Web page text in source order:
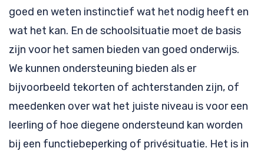
goed en weten instinctief wat het nodig heeft en
wat het kan. En de schoolsituatie moet de basis
zijn voor het samen bieden van goed onderwijs.
We kunnen ondersteuning bieden als er
bijvoorbeeld tekorten of achterstanden zijn, of
meedenken over wat het juiste niveau is voor een
leerling of hoe diegene ondersteund kan worden
bij een functiebeperking of privésituatie. Het is in